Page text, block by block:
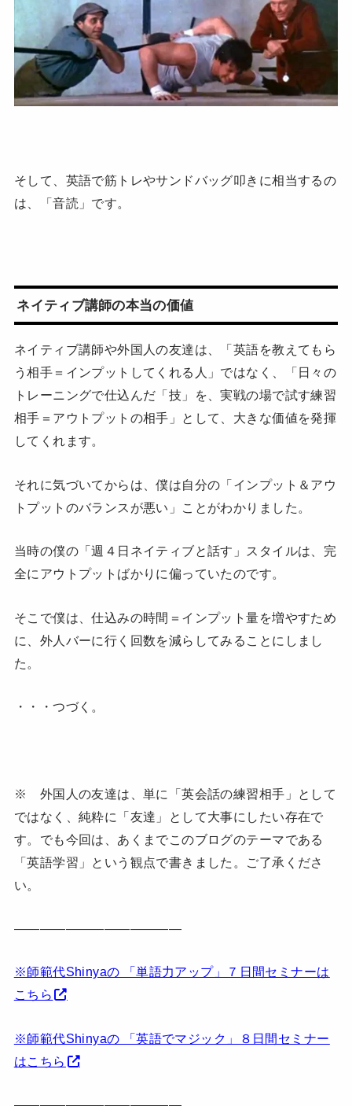
そして、英語で筋トレやサンドバッグ叩きに相当するの
は、「音読」です。
ネイティブ講師の本当の価値
ネイティブ講師や外国人の友達は、「英語を教えてもら
う相手＝インプットしてくれる人」ではなく、「日々の
トレーニングで仕込んだ「技」を、実戦の場で試す練習
相手＝アウトプットの相手」として、大きな価値を発揮
してくれます。
それに気づいてからは、僕は自分の「インプット＆アウ
トプットのバランスが悪い」ことがわかりました。
当時の僕の「週４日ネイティブと話す」スタイルは、完
全にアウトプットばかりに偏っていたのです。
そこで僕は、仕込みの時間＝インプット量を増やすため
に、外人バーに行く回数を減らしてみることにしまし
た。
・・・つづく。
※ 外国人の友達は、単に「英会話の練習相手」として
ではなく、純粋に「友達」として大事にしたい存在で
す。でも今回は、あくまでこのブログのテーマである
「英語学習」という観点で書きました。ご了承くださ
い。
—————————————
※師範代Shinyaの 「単語力アップ」７日間セミナーは
こちら
※師範代Shinyaの 「英語でマジック」８日間セミナー
はこちら